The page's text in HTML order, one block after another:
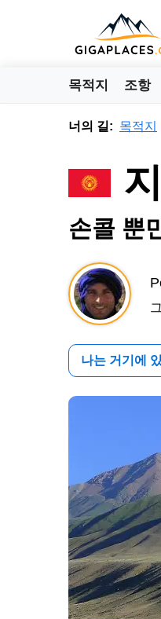
목적지 조항
너의 길: 목적지
손콜 뿐
나는 거기에